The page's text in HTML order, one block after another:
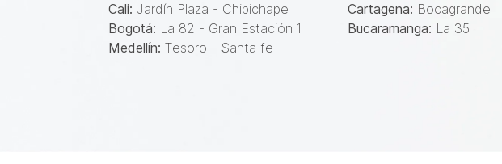
Cali: Jardín Plaza - Chipichape
Bogotá: La 82 - Gran Estación 1
Medellín: Tesoro - Santa fe
Cartagena: Bocagrande
Bucaramanga: La 35